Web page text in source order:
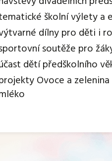
školní výlety a
dílny pro děti i
soutěže pro
dětí předškolního
Ovoce a